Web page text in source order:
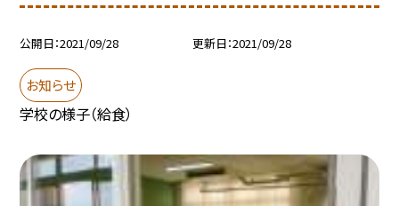
公開日 2021/09/28 更新日 2021/09/28
お知らせ
学校の様子（給食）